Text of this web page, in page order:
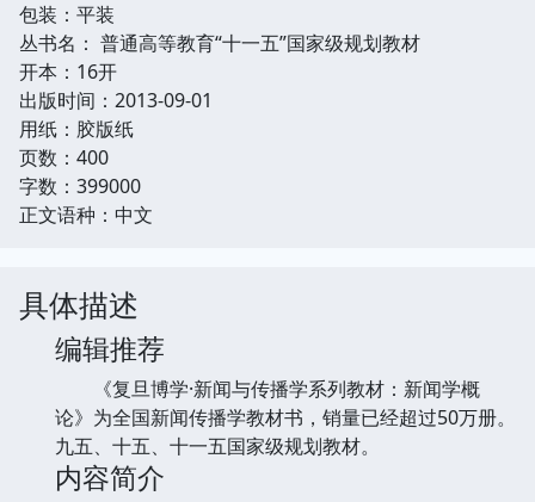
包装：平装
丛书名： 普通高等教育“十一五”国家级规划教材
开本：16开
出版时间：2013-09-01
用纸：胶版纸
页数：400
字数：399000
正文语种：中文
具体描述
编辑推荐
《复旦博学·新闻与传播学系列教材：新闻学概
论》为全国新闻传播学教材书，销量已经超过50万册。
九五、十五、十一五国家级规划教材。
内容简介